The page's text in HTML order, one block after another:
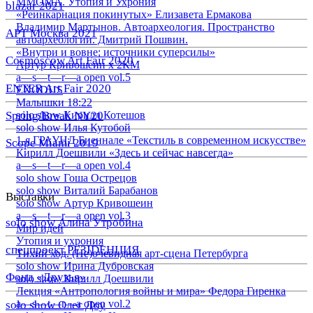
blazar 2021
АРТ Москва 2021
Cosmoscow Art Fair 2020
ENTER Art Fair 2020
Spring/Break NY20
Scope Miami 2019
Выставки
solo show Алина Утробина
спецпроект РЕЗIDЕНЦИЯ
Фонд «Друзья»
solo show Олег Доу
«Реинкарнация покинутых» Елизавета Ермакова
Владимир Мартынов. Автоархеология. Пространство
автоархеологии. Дмитрий Пошвин.
«Внутри и вовне: источники суперсилы»
Артур Кривошеин х 2КМ
a—s—t—r—a open vol.5
EXODUS
Малышки 18:22
solo show Кирилл Котешов
solo show Илья Кутобой
1-я ГРАУНД Биеннале «Текстиль в современном искусстве»
Кирилл Доешвили «Здесь и сейчас навсегда»
a—s—t—r—a open vol.4
solo show Гоша Острецов
solo show Виталий Барабанов
solo show Артур Кривошеин
a—s—t—r—a open vol.3
Мир идей
Утопия и ухрония
Тихий ход. (Не)очевидная арт-сцена Петербурга
solo show Ирина Дубровская
solo show Кирилл Доешвили
Лекция «Антропология войны и мира» Федора Гиренка
a—s—t—r—a open vol.2